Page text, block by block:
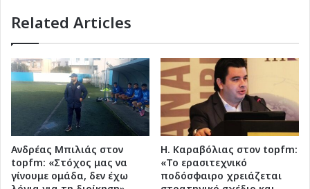
Related Articles
Ανδρέας Μπιλιάς στον
topfm: «Στόχος μας να
γίνουμε ομάδα, δεν έχω
Η. Καραβόλιας στον topfm:
«Το ερασιτεχνικό
ποδόσφαιρο χρειάζεται